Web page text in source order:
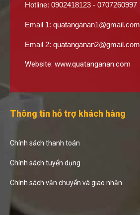
Hotline: 0902418123 - 0707260997
Email 1: quatanganan1@gmail.com
Email 2: quatanganan2@gmail.com
Website: www.quatanganan.com
Thông tin hỗ trợ khách hàng
Chính sách thanh toán
Chính sách tuyển dụng
Chính sách vận chuyển và giao nhận